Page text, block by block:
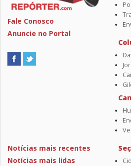
Fale Conosco
Anuncie no Portal
Notícias mais recentes
Notícias mais lidas